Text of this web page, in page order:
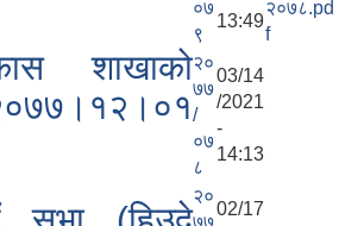
०७
९
13:49
२०७८.pd
f
शाखाको२०
७७
/
०७
८
03/14
/2021
-
14:13
२०
७७
02/17